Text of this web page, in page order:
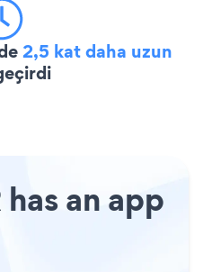
2,5 kat daha uzun
an app